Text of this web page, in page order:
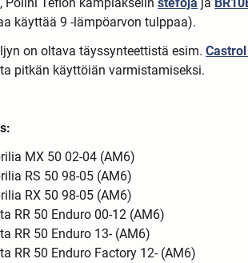
käyttää 9 -lämpöarvon tulppaa).
on oltava täyssynteettistä esim.
pitkän käyttöiän varmistamiseksi.
MX 50 02-04 (AM6)
RS 50 98-05 (AM6)
RX 50 98-05 (AM6)
RR 50 Enduro 00-12 (AM6)
RR 50 Enduro 13- (AM6)
RR 50 Enduro Factory 12- (AM6)